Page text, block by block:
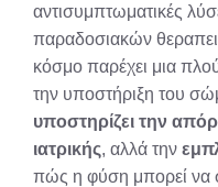
αντισυμπτωματικές
παραδοσιακών
κόσμο παρέχει μια
την υποστήριξη του
υποστηρίζει την
ιατρικής, αλλά την
πώς η φύση μπορεί να